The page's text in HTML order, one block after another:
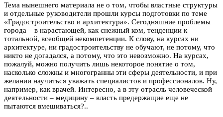
Тема нынешнего материала не о том, чтобы властные структуры
и отдельные руководители прошли курсы подготовки по теме
«Градостроительство и архитектура». Сегодняшние проблемы
города – в нарастающей, как снежный ком, тенденции к
тотальной, всеобщей некомпетенции. К слову, на курсах ни
архитектуре, ни градостроительству не обучают, не потому, что
никто не догадался, а потому, что это невозможно. На курсах,
пожалуй, можно получить лишь некоторое понятие о том,
насколько сложны и многогранны эти сферы деятельности, и при
желании научиться уважать специалистов и профессионалов. Ну,
например, как врачей. Интересно, а в эту отрасль человеческой
деятельности – медицину – власть предержащие еще не
пытаются вмешиваться?..